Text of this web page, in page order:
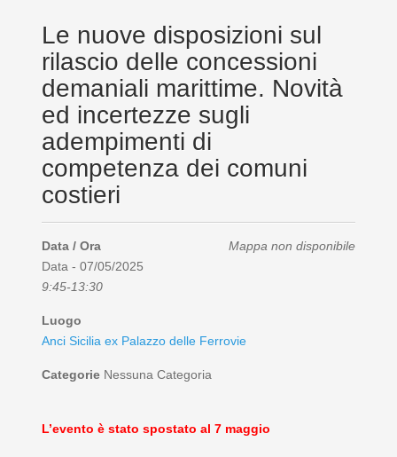
Le nuove disposizioni sul
rilascio delle concessioni
demaniali marittime. Novità
ed incertezze sugli
adempimenti di
competenza dei comuni
costieri
Mappa non disponibile
Data / Ora
Data - 07/05/2025
9:45-13:30
Luogo
Anci Sicilia ex Palazzo delle Ferrovie
CategorieNessuna Categoria
L’evento è stato spostato al 7 maggio